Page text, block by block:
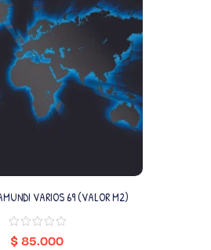
VARIOS 69 (VALOR M2)
$85.000